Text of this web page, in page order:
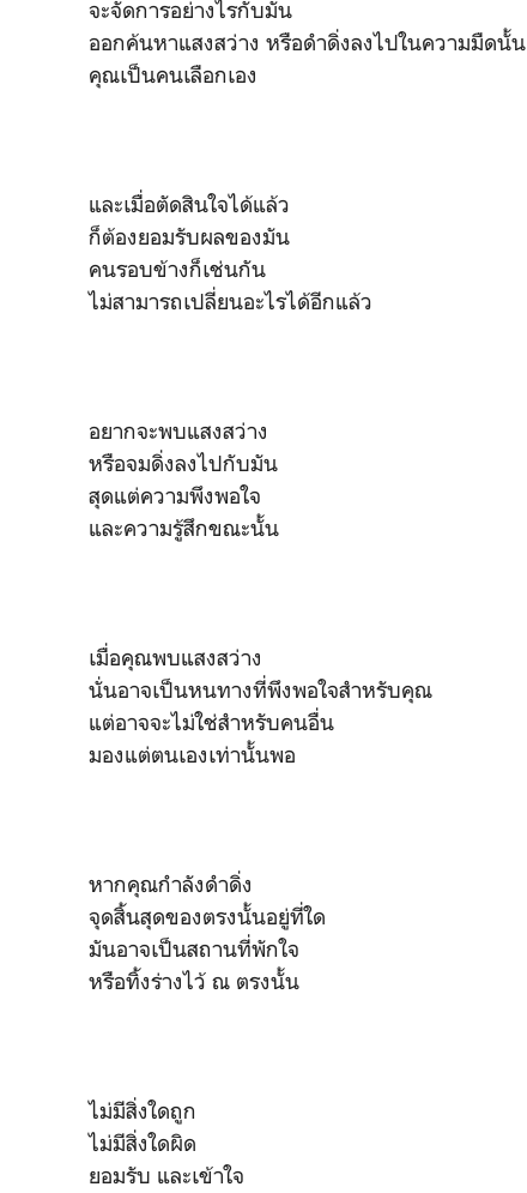
จะจัดการอย่างไรกับมัน
ออกค้นหาแสงสว่าง หรือดำดิ่งลงไปในความมืดนั้น
คุณเป็นคนเลือกเอง
และเมื่อตัดสินใจได้แล้ว
ก็ต้องยอมรับผลของมัน
คนรอบข้างก็เช่นกัน
ไม่สามารถเปลี่ยนอะไรได้อีกแล้ว
อยากจะพบแสงสว่าง
หรือจมดิ่งลงไปกับมัน
สุดแต่ความพึงพอใจ
และความรู้สึกขณะนั้น
เมื่อคุณพบแสงสว่าง
นั่นอาจเป็นหนทางที่พึงพอใจสำหรับคุณ
แต่อาจจะไม่ใช่สำหรับคนอื่น
มองแต่ตนเองเท่านั้นพอ
หากคุณกำลังดำดิ่ง
จุดสิ้นสุดของตรงนั้นอยู่ที่ใด
มันอาจเป็นสถานที่พักใจ
หรือทิ้งร่างไว้ ณ ตรงนั้น
ไม่มีสิ่งใดถูก
ไม่มีสิ่งใดผิด
ยอมรับ และเข้าใจ